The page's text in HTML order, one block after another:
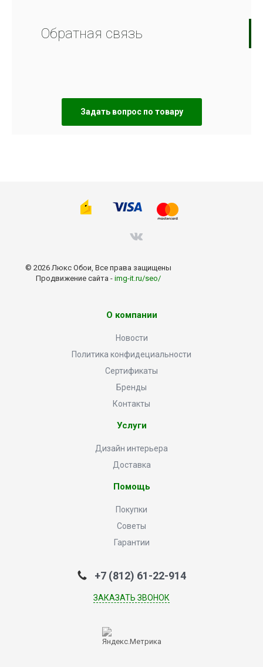
Обратная связь
Задать вопрос по товару
© 2026 Люкс Обои, Все права защищены
Продвижение сайта - img-it.ru/seo/
О компании
Новости
Политика конфидециальности
Сертификаты
Бренды
Контакты
Услуги
Дизайн интерьера
Доставка
Помощь
Покупки
Советы
Гарантии
+7 (812) 61-22-914
ЗАКАЗАТЬ ЗВОНОК